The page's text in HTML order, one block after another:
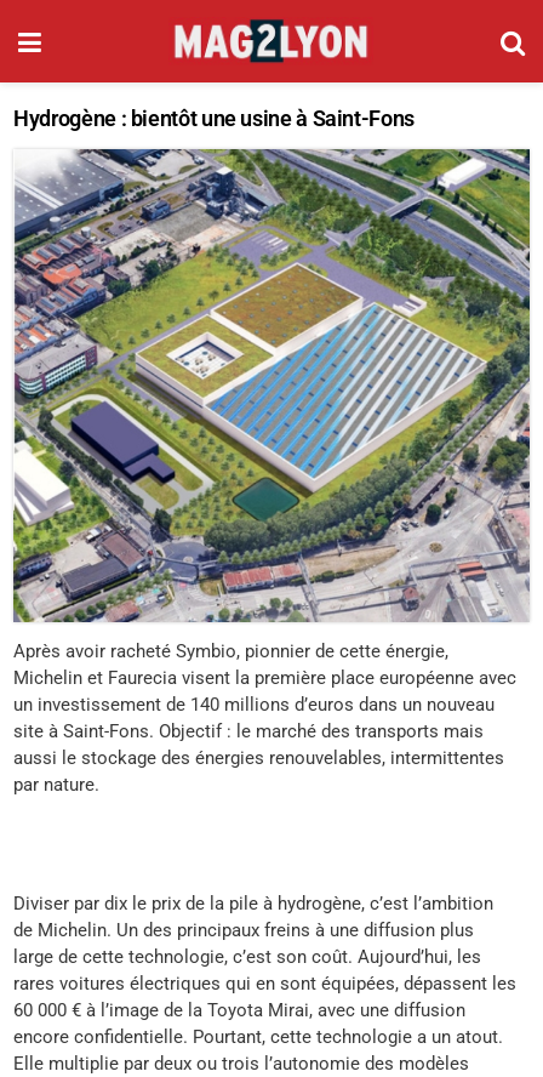
Hydrogène : bientôt une usine à Saint-Fons
Après avoir racheté Symbio, pionnier de cette énergie,
Michelin et Faurecia visent la première place européenne avec
un investissement de 140 millions d’euros dans un nouveau
site à Saint-Fons. Objectif : le marché des transports mais
aussi le stockage des énergies renouvelables, intermittentes
par nature.
Diviser par dix le prix de la pile à hydrogène, c’est l’ambition
de Michelin. Un des principaux freins à une diffusion plus
large de cette technologie, c’est son coût. Aujourd’hui, les
rares voitures électriques qui en sont équipées, dépassent les
60 000 € à l’image de la Toyota Mirai, avec une diffusion
encore confidentielle. Pourtant, cette technologie a un atout.
Elle multiplie par deux ou trois l’autonomie des modèles